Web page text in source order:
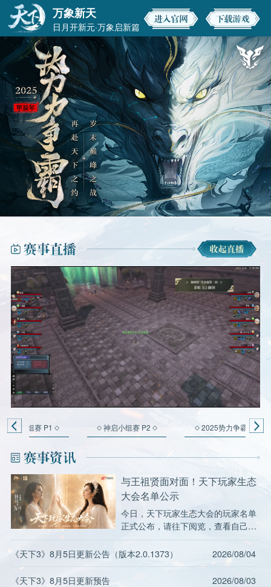
《天下
3》赛事
中心
万象新天
日月开新元·万象启新篇
神启小组赛 P1 神启小组赛 P2 2025势力争霸
与王祖贤面对面！天下玩家生态
大会名单公示
今日，天下玩家生态大会的玩家名单
正式公布，请往下阅览，查看自己是
否入选~
《天下3》8月5日更新公告（版本2.0.1373）
2026/08/04
《天下3》8月5日更新预告 2026/08/03